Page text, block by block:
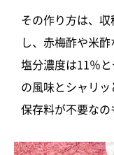
その作り方は、
し、赤梅酢や米酢
塩分濃度は11％
の風味とシャリッ
保存料が不要なの